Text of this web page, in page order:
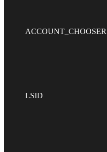
ACCOUNT_CHOOSER
LSID